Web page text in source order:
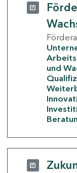
und